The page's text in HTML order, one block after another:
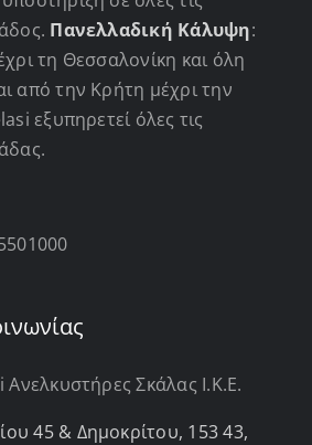
Πανελλαδική Κάλυψη:
τη Θεσσαλονίκη και όλη
από την Κρήτη μέχρι την
εξυπηρετεί όλες τις
Σκάλας Ι.Κ.Ε.
45 & Δημοκρίτου, 153 43,